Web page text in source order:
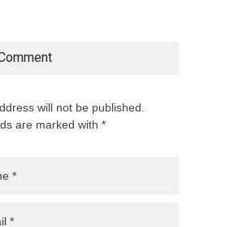
will not be published.
are marked with *